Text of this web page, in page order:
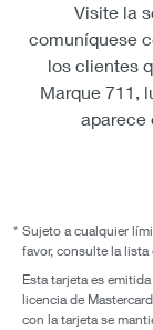
Visite la
comuníquese
los clientes
Marque 711,
aparece
* Sujeto a cualquier
favor, consulte la lista
Esta tarjeta es
licencia de
con la tarjeta se